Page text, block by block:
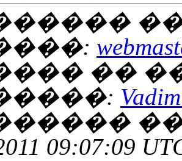
��
09:07:09